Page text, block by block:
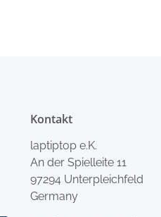
Kontakt
laptiptop e.K.
An der Spielleite 11
97294 Unterpleichfeld
Germany